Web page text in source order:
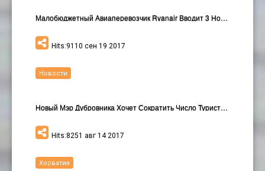
Малобюджетный Авиаперевозчик Ryanair Вводит 3 Новы…
Hits:9110 сен 19 2017
Новый Мэр Дубровника Хочет Сократить Число Туристо…
Hits:8251 авг 14 2017
Новости
Хорватия